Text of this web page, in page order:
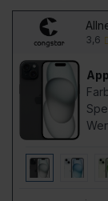
3,6